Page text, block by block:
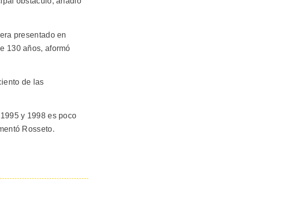
presentado en
130 años, aformó
de las
y 1998 es poco
Rosseto.